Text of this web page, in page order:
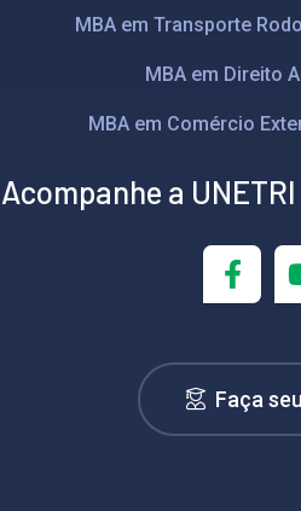
MBA em Transporte
MBA em Direito
MBA em Comércio
Acompanhe a
Faça